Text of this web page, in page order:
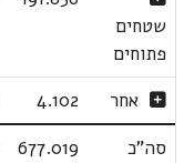
שטחים
פתוחים
אחר 4.102
סה"כ
677.019